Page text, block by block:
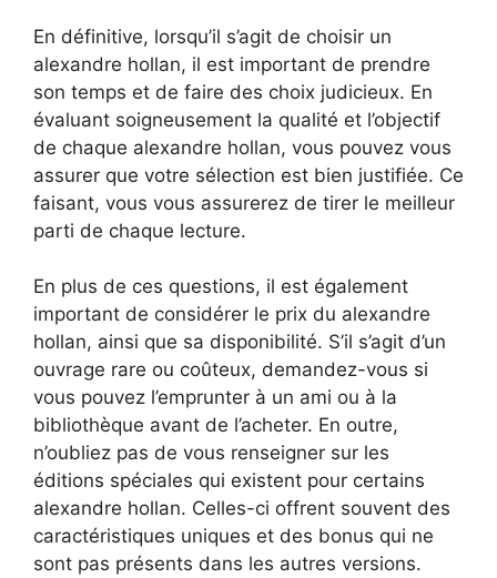
En définitive, lorsqu’il s’agit de choisir un
alexandre hollan, il est important de prendre
son temps et de faire des choix judicieux. En
évaluant soigneusement la qualité et l’objectif
de chaque alexandre hollan, vous pouvez vous
assurer que votre sélection est bien justifiée. Ce
faisant, vous vous assurerez de tirer le meilleur
parti de chaque lecture.
En plus de ces questions, il est également
important de considérer le prix du alexandre
hollan, ainsi que sa disponibilité. S’il s’agit d’un
ouvrage rare ou coûteux, demandez-vous si
vous pouvez l’emprunter à un ami ou à la
bibliothèque avant de l’acheter. En outre,
n’oubliez pas de vous renseigner sur les
éditions spéciales qui existent pour certains
alexandre hollan. Celles-ci offrent souvent des
caractéristiques uniques et des bonus qui ne
sont pas présents dans les autres versions.